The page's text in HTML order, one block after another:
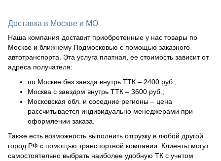
Доставка в Москве и МО
Наша компания доставит приобретенные у нас товары по
Москве и ближнему Подмосковью с помощью заказного
автотранспорта. Эта услуга платная, ее стоимость зависит от
адреса получателя:
по Москве без заезда внутрь ТТК – 2400 руб.;
Москва с заездом внутрь ТТК – 3600 руб.;
Московская обл. и соседние регионы – цена
рассчитывается индивидуально менеджерами при
оформлении заказа.
Также есть возможность выполнить отгрузку в любой другой
город РФ с помощью транспортной компании. Клиенты могут
самостоятельно выбрать наиболее удобную ТК с учетом